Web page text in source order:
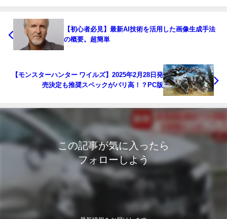
【初心者必見】最新AI技術を活用した画像生成手法
の概要。超簡単
【モンスターハンター ワイルズ】2025年2月28日発
売決定も推奨スペックがバリ高！？PC版
この記事が気に入ったら
フォローしよう